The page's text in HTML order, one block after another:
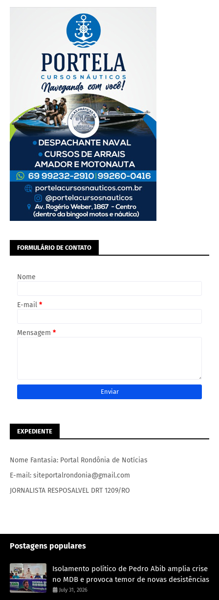
FORMULÁRIO DE CONTATO
Nome
E-mail *
Mensagem *
EXPEDIENTE
Nome Fantasia: Portal Rondônia de Notícias
E-mail: siteportalrondonia@gmail.com
JORNALISTA RESPOSALVEL DRT 1209/RO
Postagens populares
Isolamento político de Pedro Abib amplia crise
no MDB e provoca temor de novas desistências
July 31, 2026